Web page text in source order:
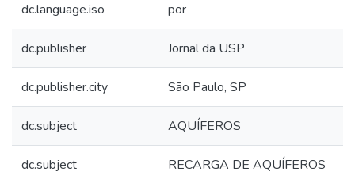
dc.language.iso por
dc.publisher Jornal da USP
dc.publisher.city São Paulo, SP
dc.subject AQUÍFEROS
dc.subject RECARGA DE AQUÍFEROS